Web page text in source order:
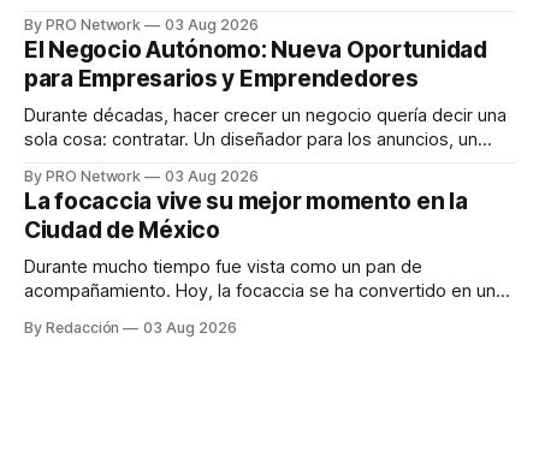
INTERIUS, el problema suele estar en otro lugar. Durante
una entrevista para el podcast SER PRO, el especialista en
marketing digital explicó que
By PRO Network 03 Aug 2026
El Negocio Autónomo: Nueva Oportunidad
para Empresarios y Emprendedores
Durante décadas, hacer crecer un negocio quería decir una
sola cosa: contratar. Un diseñador para los anuncios, un
para los textos, alguien que supiera de publicidad digital
para encontrar prospectos, un vendedor para atender
llamadas y mensajes, y —con suerte— una persona
By PRO Network 03 Aug 2026
La focaccia vive su mejor momento en la
Ciudad de México
Durante mucho tiempo fue vista como un pan de
acompañamiento. Hoy, la focaccia se ha convertido en uno
artesanal, ingredientes de calidad y experiencias que
By Redacción 03 Aug 2026